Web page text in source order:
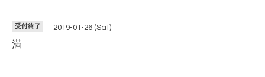
受付終了 2019-01-26 (Sat)
満